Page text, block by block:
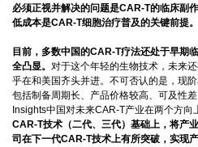
必须正视并解决的问题是CAR-T的临床副
低成本是CAR-T细胞治疗普及的关键前提。
目前，多数中国的CAR-T疗法还处于早期
全凸显。 对于这个年轻的生物技术，未来
乎在和美国齐头并进。不可否认的是，现
包括制备周期长、产品价格较高、可及性
Insights中国对未来CAR-T产业在两个方向
CAR-T技术（二代、三代）基础上，将产
司在下一代CAR-T技术上有所突破，实现